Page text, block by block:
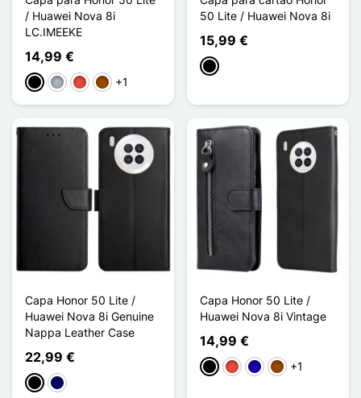
/ Huawei Nova 8i
LC.IMEEKE
14,99 €
PretoCinzentoVermelho
Castanho
+1
50 Lite / Huawei Nova 8i
15,99 €
Preto
Capa Honor 50 Lite /
Huawei Nova 8i Genuine
Nappa Leather Case
22,99 €
PretoAzul marinho
Capa Honor 50 Lite /
Huawei Nova 8i Vintage
14,99 €
PretoVermelhoAzul Escuro
Castanho
+1